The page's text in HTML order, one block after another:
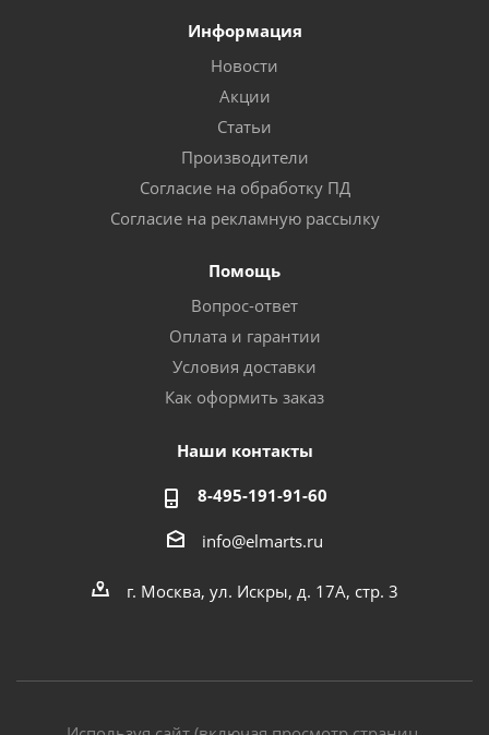
Информация
Новости
Акции
Статьи
Производители
Согласие на обработку ПД
Согласие на рекламную рассылку
Помощь
Вопрос-ответ
Оплата и гарантии
Условия доставки
Как оформить заказ
Наши контакты
8-495-191-91-60
info@elmarts.ru
г. Москва, ул. Искры, д. 17А, стр. 3